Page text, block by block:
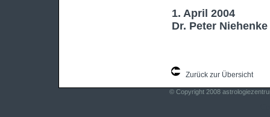
1. April 2004
Dr. Peter Niehenke
Zurück zur Übersicht
© Copyright 2008